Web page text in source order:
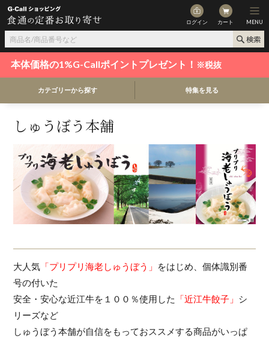
ログイン カート MENU
本体価格の1%G-Callポイントプレゼント！ ※税抜
カテゴリーから探す 特集を見る
しゅうぼう本舗
大人気 「プリプリ海老しゅうぼう」 をはじめ、個体識別番
号の付いた
安全・安心な近江牛を１００％使用した
「近江牛餃子」 シ
リーズなど
しゅうぼう本舗が自信をもっておススメする商品がいっぱ